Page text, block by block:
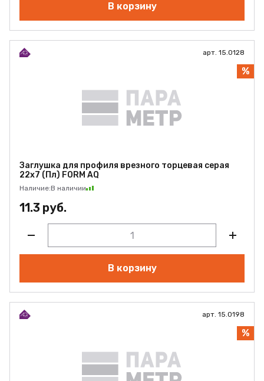
В корзину
арт. 15.0128
%
Заглушка для профиля врезного торцевая серая
22х7 (Пл) FORM AQ
Наличие:В наличии
11.3 руб.
В корзину
арт. 15.0198
%